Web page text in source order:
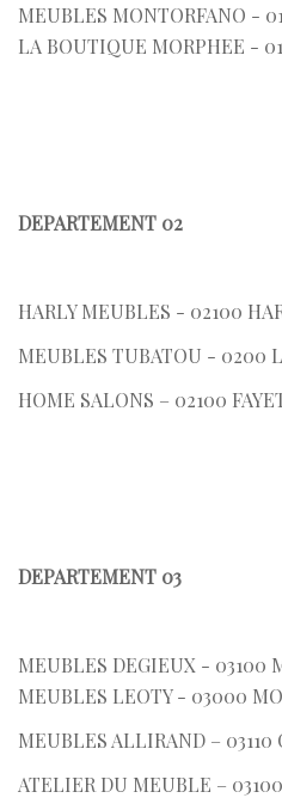
MEUBLES MONTORFANO -
LA BOUTIQUE MORPHEE -
DEPARTEMENT 02
HARLY MEUBLES - 02100
MEUBLES TUBATOU - 0200
HOME SALONS – 02100
DEPARTEMENT 03
MEUBLES DEGIEUX - 03100
MEUBLES LEOTY - 03000
MEUBLES ALLIRAND – 03110
ATELIER DU MEUBLE –